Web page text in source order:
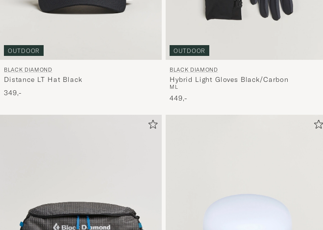
OUTDOOR
BLACK DIAMOND
Distance LT Hat Black
349,-
OUTDOOR
BLACK DIAMOND
Hybrid Light Gloves Black/Carbon
M L
449,-